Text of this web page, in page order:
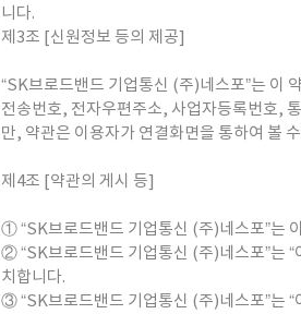
니다.
제3조 [신원정보 등의 제공]
“SK브로드밴드 기업통신 (주)네스포”는 이
전송번호, 전자우편주소, 사업자등록번호,
만, 약관은 이용자가 연결화면을 통하여 볼
제4조 [약관의 게시 등]
① “SK브로드밴드 기업통신 (주)네스포”는
② “SK브로드밴드 기업통신 (주)네스포”는 “
치합니다.
③ “SK브로드밴드 기업통신 (주)네스포”는